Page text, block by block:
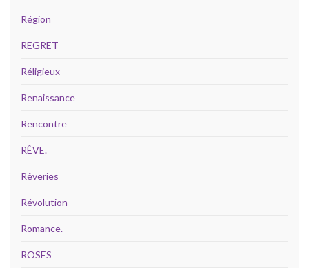
Région
REGRET
Réligieux
Renaissance
Rencontre
RÊVE.
Rêveries
Révolution
Romance.
ROSES